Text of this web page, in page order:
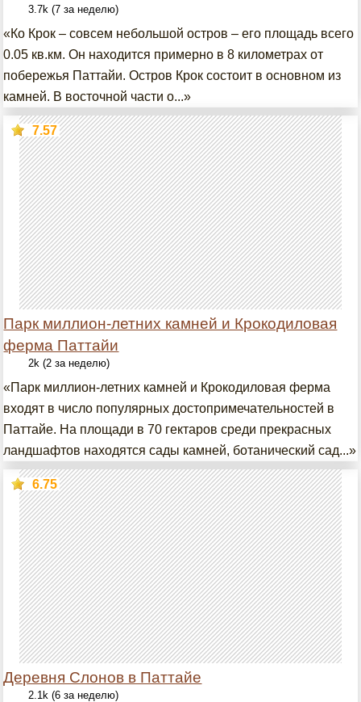
3.7k (7 за неделю)
«Ко Крок – совсем небольшой остров – его площадь всего
0.05 кв.км. Он находится примерно в 8 километрах от
побережья Паттайи. Остров Крок состоит в основном из
камней. В восточной части о...»
Парк миллион-летних камней и Крокодиловая
ферма Паттайи
7.57
2k (2 за неделю)
«Парк миллион-летних камней и Крокодиловая ферма
входят в число популярных достопримечательностей в
Паттайе. На площади в 70 гектаров среди прекрасных
ландшафтов находятся сады камней, ботанический сад...»
Деревня Слонов в Паттайе
6.75
2.1k (6 за неделю)